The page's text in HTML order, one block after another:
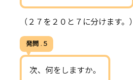
（２７を２０と７に分けます。）
発問 . 5
次、何をしますか。